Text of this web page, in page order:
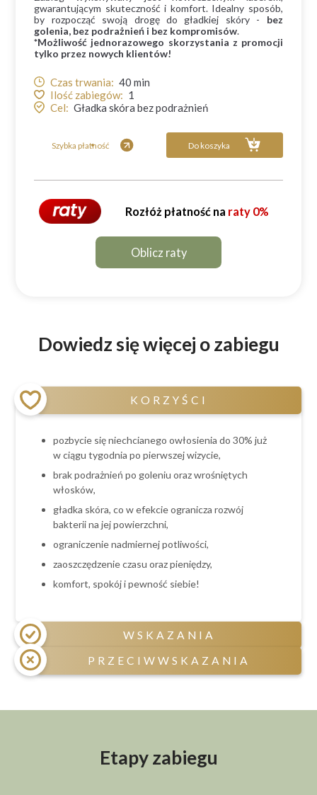
gwarantującym skuteczność i komfort. Idealny sposób,
by rozpocząć swoją drogę do gładkiej skóry - bez
golenia, bez podrażnień i bez kompromisów.
*Możliwość jednorazowego skorzystania z promocji
tylko przez nowych klientów!
Czas trwania: 40 min
Ilość zabiegów: 1
Cel: Gładka skóra bez podrażnień
Szybka płatność Do koszyka
Rozłóż płatność na raty 0%
Oblicz raty
Dowiedz się więcej o zabiegu
KORZYŚCI
pozbycie się niechcianego owłosienia do 30% już
w ciągu tygodnia po pierwszej wizycie,
brak podrażnień po goleniu oraz wrośniętych
włosków,
gładka skóra, co w efekcie ogranicza rozwój
bakterii na jej powierzchni,
ograniczenie nadmiernej potliwości,
zaoszczędzenie czasu oraz pieniędzy,
komfort, spokój i pewność siebie!
WSKAZANIA
niechciane owłosienie na ciele,
włosków,
nadmierna potliwość,
PRZECIWWSKAZANIA
przyjmowanie niektórych leków sterydowych,
antydepresyjnych, psychotropowych,
Etapy zabiegu